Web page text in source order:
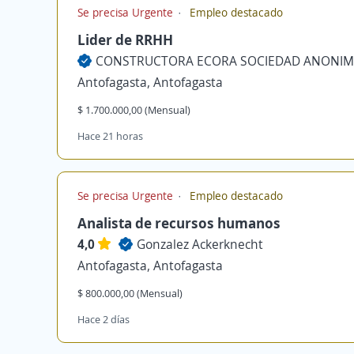
Se precisa Urgente Empleo destacado
Lider de RRHH
CONSTRUCTORA ECORA SOCIEDAD
Antofagasta, Antofagasta
$ 1.700.000,00 (Mensual)
Hace 21 horas
Se precisa Urgente Empleo destacado
Analista de recursos humanos
4,0
Gonzalez Ackerknecht
Antofagasta, Antofagasta
$ 800.000,00 (Mensual)
Hace 2 días